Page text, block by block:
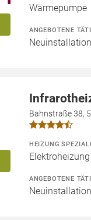
Wärmepumpe
ANGEBOTENE
Bahnstraße 38,
HEIZUNG
Elektroheizung
ANGEBOTENE